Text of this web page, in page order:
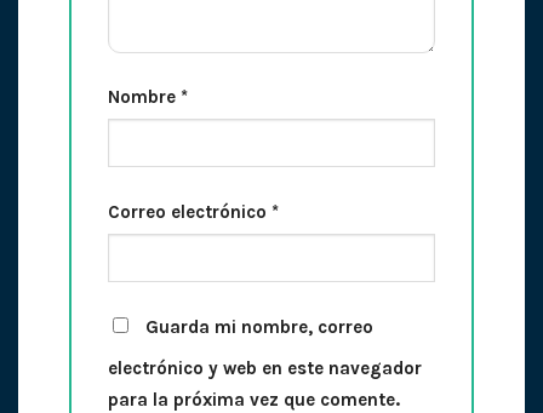
Nombre *
Correo electrónico *
Guarda mi nombre, correo
electrónico y web en este navegador
para la próxima vez que comente.